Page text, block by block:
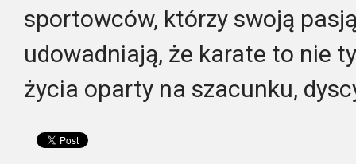
sportowców, którzy swoją
udowadniają, że karate to nie
życia oparty na szacunku,